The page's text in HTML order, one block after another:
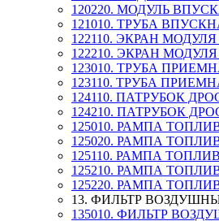
120220. МОДУЛЬ
121010. ТРУБА
122110. ЭКРАН
122210. ЭКРАН
123010. ТРУБА
123110. ТРУБА
124110. ПАТРУБОК
124210. ПАТРУБОК
125010. РАМПА
125020. РАМПА
125110. РАМПА
125210. РАМПА
125220. РАМПА
13. ФИЛЬТР
135010. ФИЛЬТР